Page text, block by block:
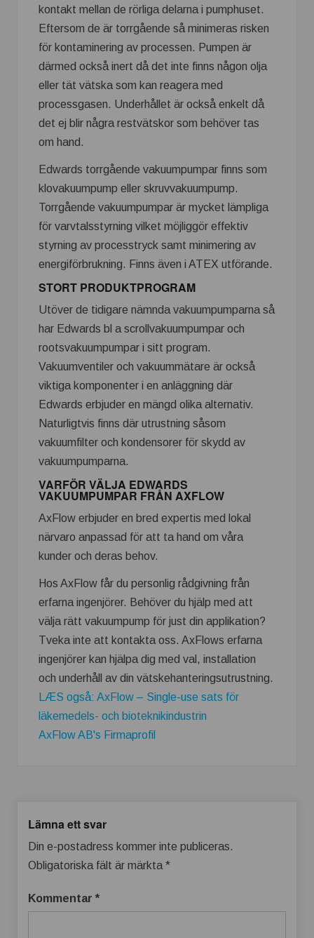
kontakt mellan de rörliga delarna i pumphuset.
Eftersom de är torrgående så minimeras risken
för kontaminering av processen. Pumpen är
därmed också inert då det inte finns någon olja
eller tät vätska som kan reagera med
processgasen. Underhållet är också enkelt då
det ej blir några restvätskor som behöver tas
om hand.
Edwards torrgående vakuumpumpar finns som
klovakuumpump eller skruvvakuumpump.
Torrgående vakuumpumpar är mycket lämpliga
för varvtalsstyrning vilket möjliggör effektiv
styrning av processtryck samt minimering av
energiförbrukning. Finns även i ATEX utförande.
STORT PRODUKTPROGRAM
Utöver de tidigare nämnda vakuumpumparna så
har Edwards bl a scrollvakuumpumpar och
rootsvakuumpumpar i sitt program.
Vakuumventiler och vakuummätare är också
viktiga komponenter i en anläggning där
Edwards erbjuder en mängd olika alternativ.
Naturligtvis finns där utrustning såsom
vakuumfilter och kondensorer för skydd av
vakuumpumparna.
VARFÖR VÄLJA EDWARDS
VAKUUMPUMPAR FRÅN AXFLOW
AxFlow erbjuder en bred expertis med lokal
närvaro anpassad för att ta hand om våra
kunder och deras behov.
Hos AxFlow får du personlig rådgivning från
erfarna ingenjörer. Behöver du hjälp med att
välja rätt vakuumpump för just din applikation?
Tveka inte att kontakta oss. AxFlows erfarna
ingenjörer kan hjälpa dig med val, installation
och underhåll av din vätskehanteringsutrustning.
LÆS også: AxFlow – Single-use sats för
läkemedels- och bioteknikindustrin
AxFlow AB's Firmaprofil
Lämna ett svar
Din e-postadress kommer inte publiceras.
Obligatoriska fält är märkta *
Kommentar *